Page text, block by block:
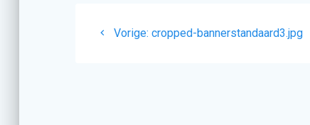
Berichtnavigatie
Vorige: Vorig
cropped-bannerstandaard3.jpg